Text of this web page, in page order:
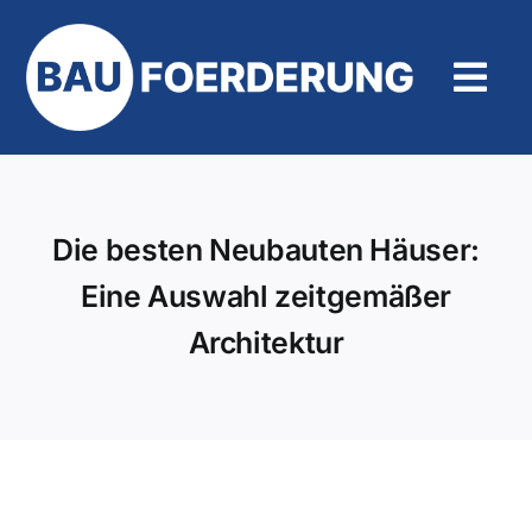
Inhalt
springen
Die besten Neubauten Häuser:
Eine Auswahl zeitgemäßer
Architektur